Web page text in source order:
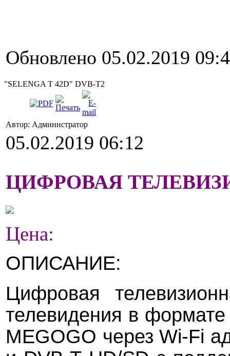
Обновлено 05.02.2019
"SELENGA T 42D" DVB-T2
Автор: Администратор
05.02.2019 06:12
ЦИФРОВАЯ
Цена:
ОПИСАНИЕ:
Цифровая
телевидения в
MEGOGO через Wi-Fi